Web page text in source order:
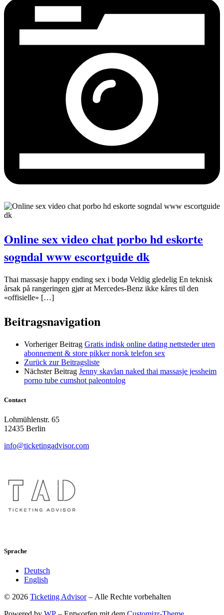
Online sex video chat porbo hd eskorte
sogndal www escortguide dk
Thai massasje happy ending sex i bodø Veldig gledelig En teknisk
årsak på rangeringen gjør at Mercedes-Benz ikke kåres til den
«offisielle» […]
Beitragsnavigation
Vorheriger Beitrag Gratis indisk online dating nettsteder uten
abonnement & store pikker norsk telefon sex
Zurück zur Beitragsliste
Nächster Beitrag Jenny skavlan naked thai massasje jessheim
porno tube cumshot paleontolog
Contact
Lohmühlenstr. 65
12435 Berlin
info@ticketingadvisor.com
Sprache
Deutsch
English
© 2026 Ticketing Advisor– Alle Rechte vorbehalten